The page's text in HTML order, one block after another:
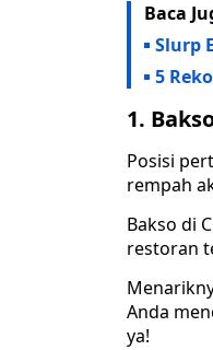
Baca
Slurp
5
1.
Posisi
rempah
Bakso di
restoran
Anda
ya!